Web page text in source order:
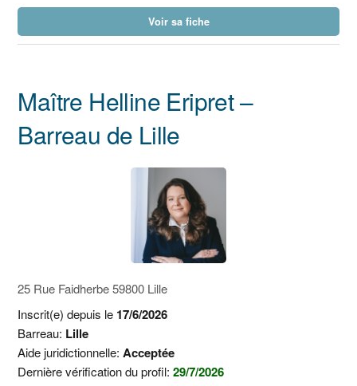
Voir sa fiche
Maître Helline Eripret –
Barreau de Lille
25 Rue Faidherbe 59800 Lille
Inscrit(e) depuis le 17/6/2026
Barreau: Lille
Aide juridictionnelle:Acceptée
Dernière vérification du profil:29/7/2026